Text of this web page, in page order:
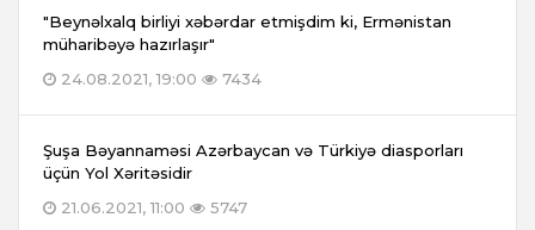
"Beynəlxalq birliyi xəbərdar etmişdim ki, Ermənistan
müharibəyə hazırlaşır"
24.08.2021, 19:00
7434
Şuşa Bəyannaməsi Azərbaycan və Türkiyə diasporları
üçün Yol Xəritəsidir
21.06.2021, 11:00
5747